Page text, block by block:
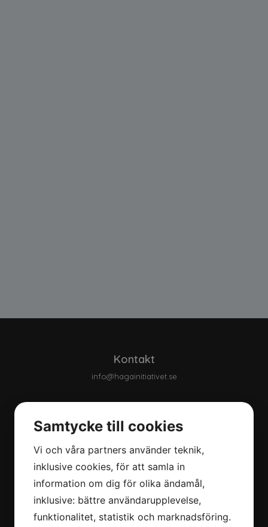
Kontakt
info@hagainitiativet.se
Om oss
Vår strategi
Våra mål
Åtagande
Våra samarbeten
Integritetspolicy
Samtycke till cookies
Vi och våra partners använder teknik,
inklusive cookies, för att samla in
information om dig för olika ändamål,
inklusive: bättre användarupplevelse,
funktionalitet, statistik och marknadsföring.